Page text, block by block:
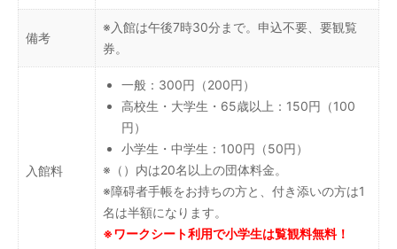
備考
※入館は午後7時30分まで。申込不要、要観覧
券。
入館料
一般：300円（200円）
高校生・大学生・65歳以上：150円（100
円）
小学生・中学生：100円（50円）
※（）内は20名以上の団体料金。
※障碍者手帳をお持ちの方と、付き添いの方は1
名は半額になります。
※ワークシート利用で小学生は覧観料無料！